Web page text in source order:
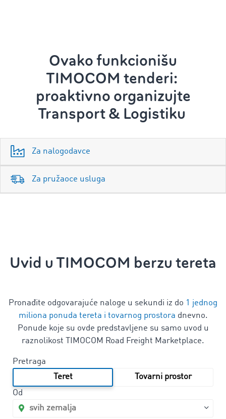
Ovako funkcionišu
TIMOCOM tenderi:
proaktivno organizujte
Transport & Logistiku
Za nalogodavce
Za pružaoce usluga
Uvid u TIMOCOM berzu tereta
Pronađite odgovarajuće naloge u sekundi iz do 1 jednog
miliona ponuda tereta i tovarnog prostora dnevno.
Ponude koje su ovde predstavljene su samo uvod u
raznolikost TIMOCOM Road Freight Marketplace.
Pretraga
Teret
Tovarni prostor
Od